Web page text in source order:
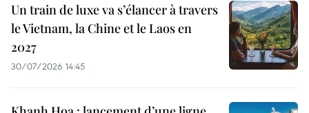
Un train de luxe va s’élancer à travers
le Vietnam, la Chine et le Laos en
2027
30/07/2026 14:45